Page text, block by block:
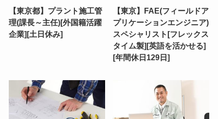
【東京都】プラント施工管
理(課長～主任)[外国籍活躍
企業][土日休み]
【東京】FAE(フィールドア
プリケーションエンジニア)
スペシャリスト[フレックス
タイム製][英語を活かせる]
[年間休日129日]